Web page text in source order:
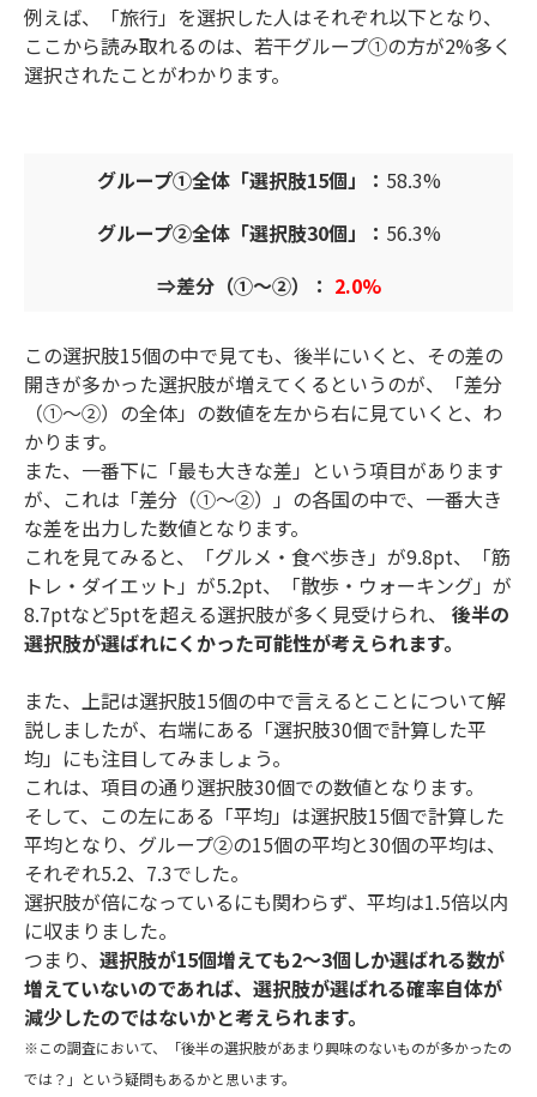
例えば、「旅行」を選択した人はそれぞれ以下となり、
ここから読み取れるのは、若干グループ①の方が2%多く
選択されたことがわかります。
グループ①全体「選択肢15個」： 58.3%
グループ②全体「選択肢30個」： 56.3%
⇒差分（①～②）： 2.0%
この選択肢15個の中で見ても、後半にいくと、その差の
開きが多かった選択肢が増えてくるというのが、「差分
（①～②）の全体」の数値を左から右に見ていくと、わ
かります。
また、一番下に「最も大きな差」という項目があります
が、これは「差分（①～②）」の各国の中で、一番大き
な差を出力した数値となります。
これを見てみると、「グルメ・食べ歩き」が9.8pt、「筋
トレ・ダイエット」が5.2pt、「散歩・ウォーキング」が
8.7ptなど5ptを超える選択肢が多く見受けられ、 後半の
選択肢が選ばれにくかった可能性が考えられます。
また、上記は選択肢15個の中で言えるとことについて解
説しましたが、右端にある「選択肢30個で計算した平
均」にも注目してみましょう。
これは、項目の通り選択肢30個での数値となります。
そして、この左にある「平均」は選択肢15個で計算した
平均となり、グループ②の15個の平均と30個の平均は、
それぞれ5.2、7.3でした。
選択肢が倍になっているにも関わらず、平均は1.5倍以内
に収まりました。
つまり、 選択肢が15個増えても2～3個しか選ばれる数が
増えていないのであれば、選択肢が選ばれる確率自体が
減少したのではないかと考えられます。
※この調査において、「後半の選択肢があまり興味のないものが多かったの
では？」という疑問もあるかと思います。